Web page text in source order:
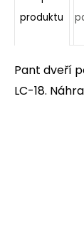
produktu
Pant dveří
LC-18.